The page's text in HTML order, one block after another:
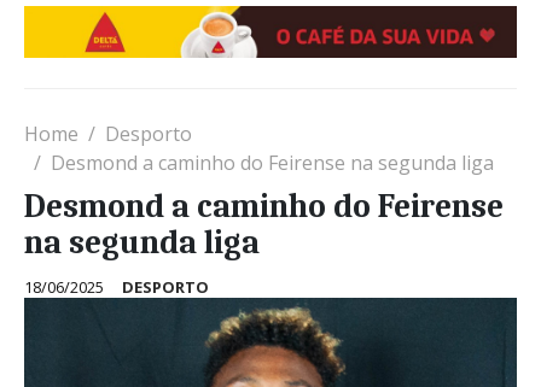
Home
Desporto
Desmond a caminho do Feirense na segunda liga
Desmond a caminho do Feirense
na segunda liga
18/06/2025 DESPORTO